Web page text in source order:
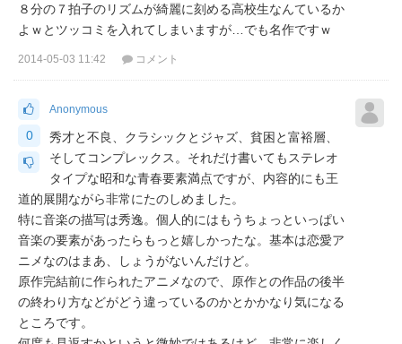
８分の７拍子のリズムが綺麗に刻める高校生なんているか
よｗとツッコミを入れてしまいますが…でも名作ですｗ
2014-05-03 11:42 コメント
0
Anonymous
秀才と不良、クラシックとジャズ、貧困と富裕層、
そしてコンプレックス。それだけ書いてもステレオ
タイプな昭和な青春要素満点ですが、内容的にも王
道的展開ながら非常にたのしめました。
特に音楽の描写は秀逸。個人的にはもうちょっといっぱい
音楽の要素があったらもっと嬉しかったな。基本は恋愛ア
ニメなのはまあ、しょうがないんだけど。
原作完結前に作られたアニメなので、原作との作品の後半
の終わり方などがどう違っているのかとかかなり気になる
ところです。